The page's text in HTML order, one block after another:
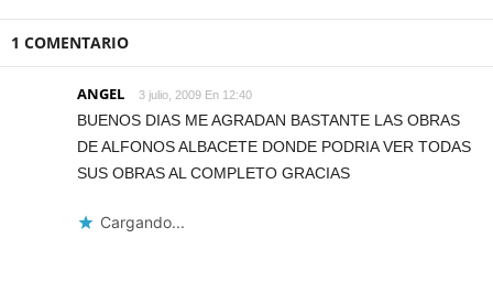
1 COMENTARIO
ANGEL 3 julio, 2009 En 12:40
BUENOS DIAS ME AGRADAN BASTANTE LAS OBRAS
DE ALFONOS ALBACETE DONDE PODRIA VER TODAS
SUS OBRAS AL COMPLETO GRACIAS
Cargando...